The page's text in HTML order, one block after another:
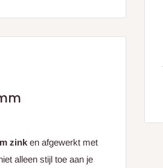
zink en afgewerkt met
alleen stijl toe aan je